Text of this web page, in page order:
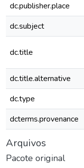
dc.publisher.place
dc.subject
dc.title
dc.title.alternative
dc.type
dcterms.provenance
Arquivos
Pacote original